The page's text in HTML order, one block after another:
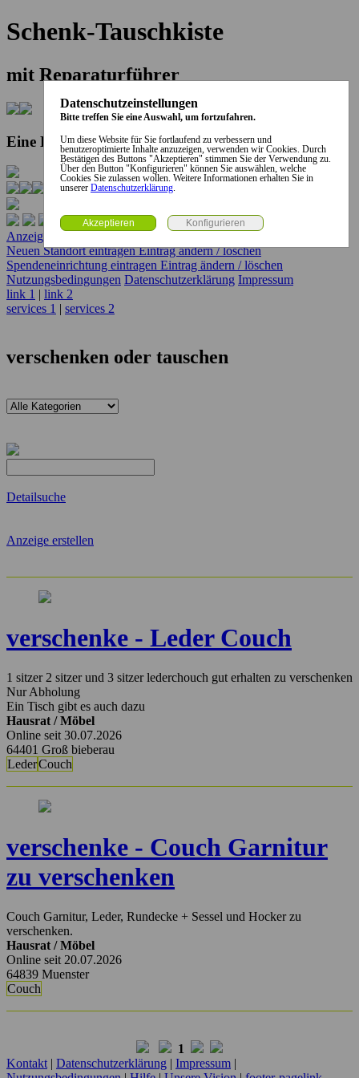
Schenk-Tauschkiste
mit Reparaturführer
Eine Kooperation der Stadt und des Landkreises...
Anzeige erstellen
Neuen Standort eintragenEintrag ändern / löschen
Spendeneinrichtung eintragen Eintrag ändern / löschen
Nutzungsbedingungen Datenschutzerklärung Impressum
link 1 | link 2
services 1 | services 2
verschenken oder tauschen
Detailsuche
Anzeige erstellen
verschenke - Leder Couch
1 sitzer 2 sitzer und 3 sitzer lederchouch gut erhalten zu verschenken
Nur Abholung
Ein Tisch gibt es auch dazu
Hausrat / Möbel
Online seit 30.07.2026
64401 Groß bieberau
LederCouch
verschenke - Couch Garnitur
zu verschenken
Couch Garnitur, Leder, Rundecke + Sessel und Hocker zu
verschenken.
Hausrat / Möbel
Online seit 20.07.2026
64839 Muenster
Couch
1
Kontakt | Datenschutzerklärung | Impressum |
Datenschutzeinstellungen
Bitte treffen Sie eine Auswahl, um fortzufahren.
Um diese Website für Sie fortlaufend zu verbessern und
benutzeroptimierte Inhalte anzuzeigen, verwenden wir Cookies. Durch
Bestätigen des Buttons "Akzeptieren" stimmen Sie der Verwendung zu.
Über den Button "Konfigurieren" können Sie auswählen, welche
Cookies Sie zulassen wollen. Weitere Informationen erhalten Sie in
unserer Datenschutzerklärung.